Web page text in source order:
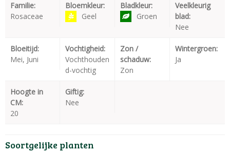
Familie:
Rosaceae
Bloemkleur:
Geel
Bladkleur:
Groen
Veelkleurig
blad:
Nee
Bloeitijd:
Mei, Juni
Vochtigheid:
Vochthouden
d-vochtig
Zon /
schaduw:
Zon
Wintergroen:
Ja
Hoogte in
CM:
20
Giftig:
Nee
Soortgelijke planten